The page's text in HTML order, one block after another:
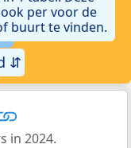
per voor de
buurt te vinden.
⇵
in 2024.